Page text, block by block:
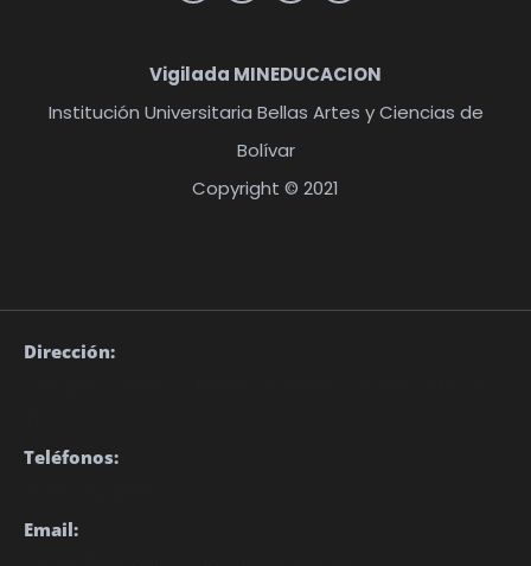
Vigilada MINEDUCACION
Institución Universitaria Bellas Artes y Ciencias de
Bolívar
Copyright © 2021
Dirección:
Teléfonos:
Email: